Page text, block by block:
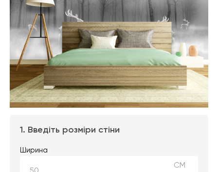
1. Введіть розміри стіни
Ширина
СМ